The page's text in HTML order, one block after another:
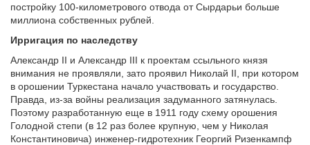
постройку 100-километрового отвода от Сырдарьи больше
миллиона собственных рублей.
Ирригация по наследству
Александр II и Александр III к проектам ссыльного князя
внимания не проявляли, зато проявил Николай II, при котором
в орошении Туркестана начало участвовать и государство.
Правда, из-за войны реализация задуманного затянулась.
Поэтому разработанную еще в 1911 году схему орошения
Голодной степи (в 12 раз более крупную, чем у Николая
Константиновича) инженер-гидротехник Георгий Ризенкампф